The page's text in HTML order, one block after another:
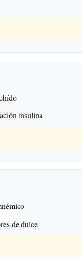
insulina
de dulce